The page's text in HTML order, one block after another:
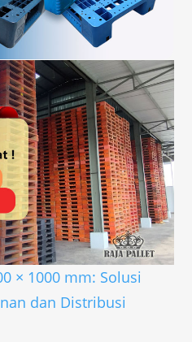
× 1000 mm: Solusi
dan Distribusi